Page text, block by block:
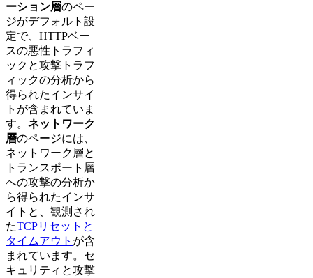
ーション層のペー
ジがデフォルト設
定で、HTTPベー
スの悪性トラフィ
ックと攻撃トラフ
ィックの分析から
得られたインサイ
トが含まれていま
す。 ネットワーク
層のページには、
ネットワーク層と
トランスポート層
への攻撃の分析か
ら得られたインサ
イトと、観測され
たTCPリセットと
タイムアウト が含
まれています。セ
キュリティと攻撃